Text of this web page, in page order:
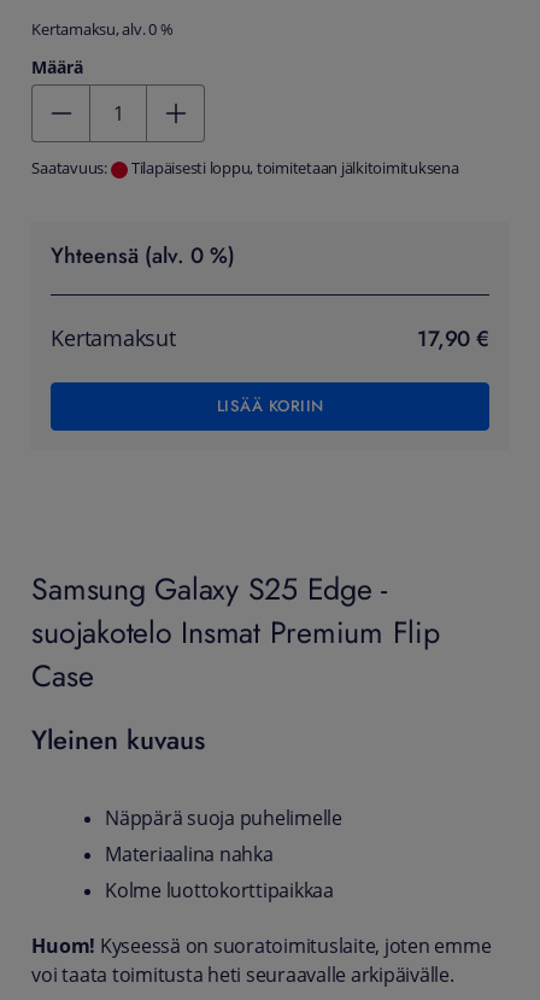
Kertamaksu, alv. 0 %
Määrä
Saatavuus: Tilapäisesti loppu, toimitetaan jälkitoimituksena
Yhteensä (alv. 0 %)
Kertamaksut 17,90 €
LISÄÄ KORIIN
Samsung Galaxy S25 Edge -
suojakotelo Insmat Premium Flip
Case
Yleinen kuvaus
Näppärä suoja puhelimelle
Materiaalina nahka
Kolme luottokorttipaikkaa
Huom! Kyseessä on suoratoimituslaite, joten emme
voi taata toimitusta heti seuraavalle arkipäivälle.